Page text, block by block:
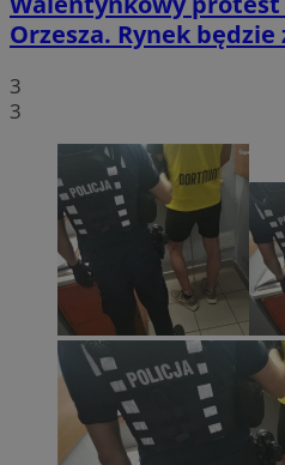
Orzesza. Rynek
3
3